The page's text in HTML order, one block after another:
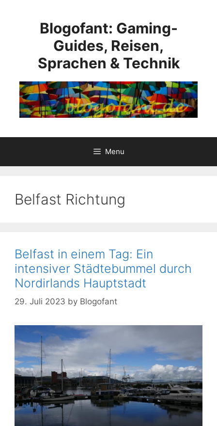
Blogofant: Gaming-
Guides, Reisen,
Sprachen & Technik
Menu
Belfast Richtung
Belfast in einem Tag: Ein
intensiver Städtebummel durch
Nordirlands Hauptstadt
29. Juli 2023 by Blogofant